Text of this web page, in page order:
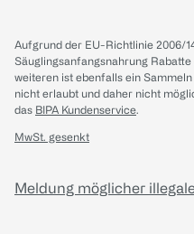
Aufgrund der EU-Richtlinie 2006/
Säuglingsanfangsnahrung
weiteren ist ebenfalls ein
nicht erlaubt und daher nicht
das BIPA Kundenservice.
MwSt. gesenkt
Meldung möglicher